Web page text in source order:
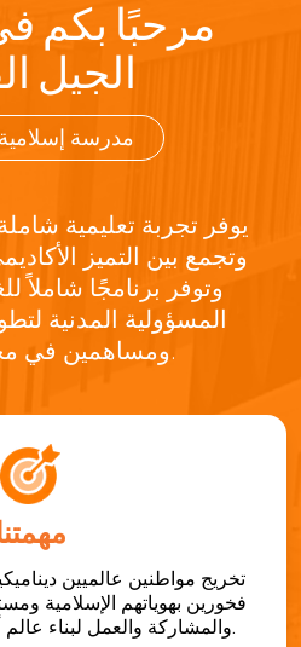
مرحبًا بكم
الجيل
مدرسة
يوفر تجربة تعليمية
وتجمع بين التميز
وتوفر برنامجًا شاملاً
المسؤولية المدنية
ومساهمين في مجتمع عالمي.
تخريج مواطنين عالميين
فخورين بهوياتهم الإسلامية
والمشاركة والعمل لبناء عالم أفضل لجميع المتعلمين.